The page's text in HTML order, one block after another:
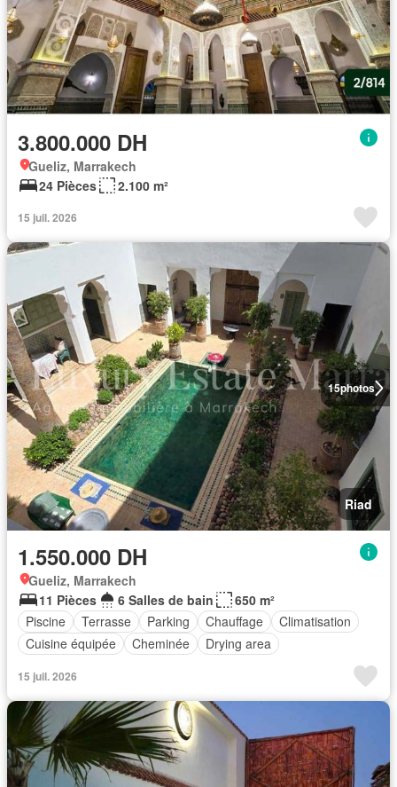
3.800.000 DH
Gueliz, Marrakech
24 Pièces
2.100 m²
15 juil. 2026
15photos
Riad
1.550.000 DH
Gueliz, Marrakech
11 Pièces
6 Salles de bain
650 m²
Piscine
Terrasse Parking Chauffage
Climatisation
Cuisine équipée
Cheminée Drying area
15 juil. 2026